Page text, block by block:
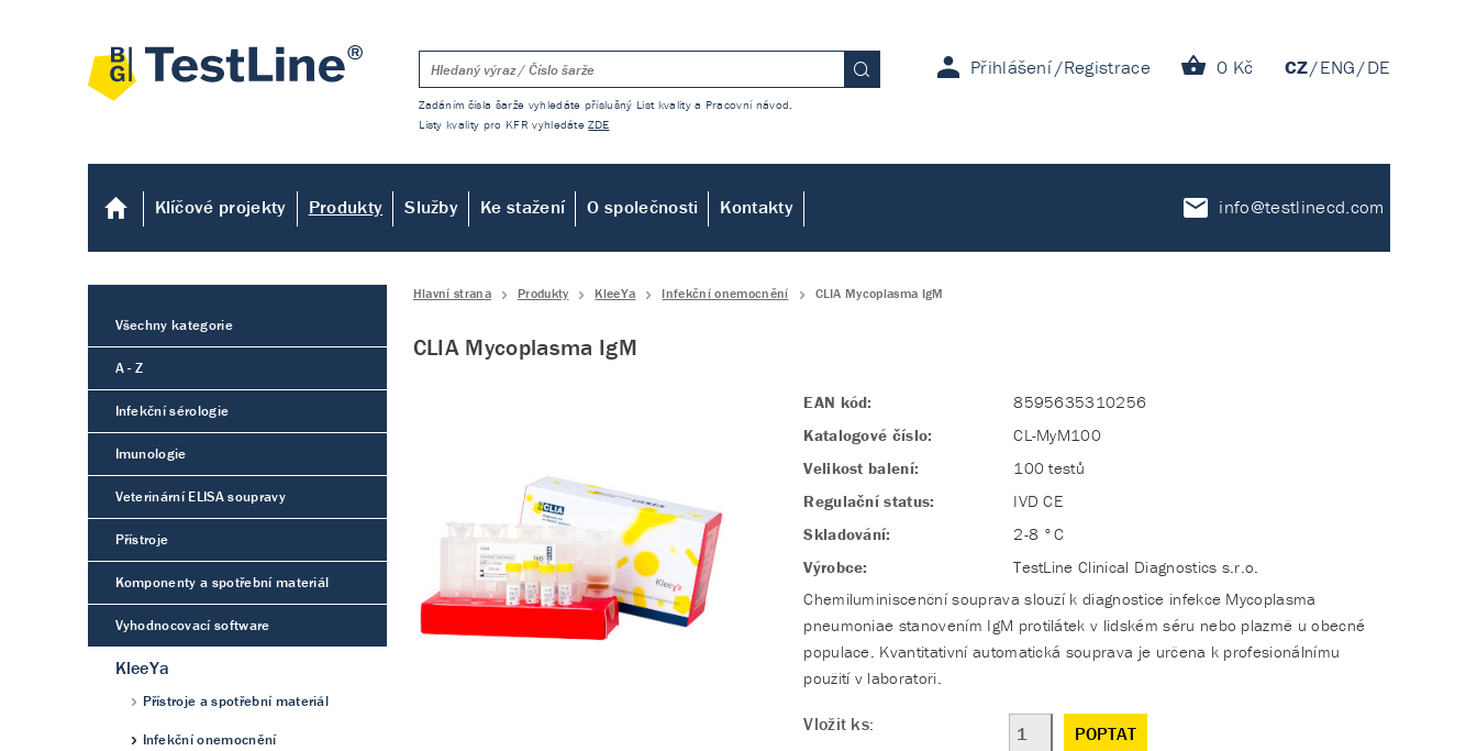
Přihlášení Registrace 0 Kč CZ ENG DE
Zadáním čísla šarže vyhledáte příslušný List kvality a Pracovní návod.
Listy kvality pro KFR vyhledáteZDE
Klíčové projekty Produkty Služby Ke stažení O společnosti Kontakty info@testlinecd.com
Hlavní strana Produkty KleeYa Infekční onemocnění CLIA Mycoplasma IgM
CLIA Mycoplasma IgM
EAN kód:
8595635310256
Katalogové číslo:
CL-MyM100
Velikost balení:
100 testů
Regulační status:
IVD CE
Skladování:
2-8 °C
Výrobce:
TestLine Clinical Diagnostics s.r.o.
Chemiluminiscenční souprava slouží k diagnostice infekce Mycoplasma
pneumoniae stanovením IgM protilátek v lidském séru nebo plazmě u obecné
populace. Kvantitativní automatická souprava je určena k profesionálnímu
použití v laboratoři.
Vložit ks: POPTAT
Všechny kategorie
A - Z
Infekční sérologie
Imunologie
Veterinární ELISA soupravy
Přístroje
Komponenty a spotřební materiál
Vyhodnocovací software
KleeYa
Přístroje a spotřební materiál
Infekční onemocnění